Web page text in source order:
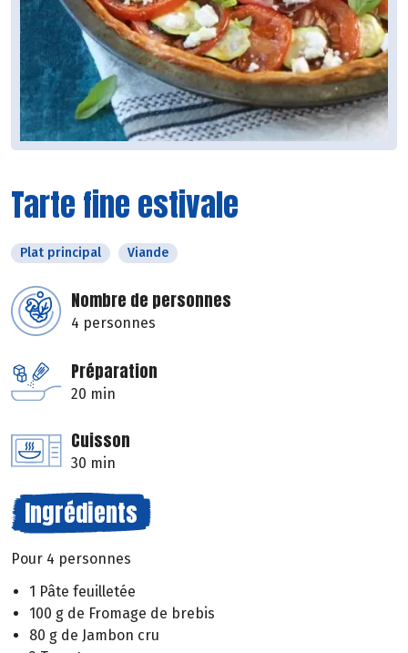
Tarte fine estivale
Plat principal Viande
Nombre de personnes
4 personnes
Préparation
20 min
Cuisson
30 min
Ingrédients
Pour 4 personnes
1 Pâte feuilletée
100 g de Fromage de brebis
80 g de Jambon cru